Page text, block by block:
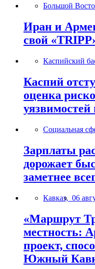
Большой
Иран и
свой
Каспийский
Каспий
оценка
уязвимостей
Социальная
Зарплаты
дорожает
заметнее
Кавказ, 06
«Маршрут
местность:
проект,
Южный